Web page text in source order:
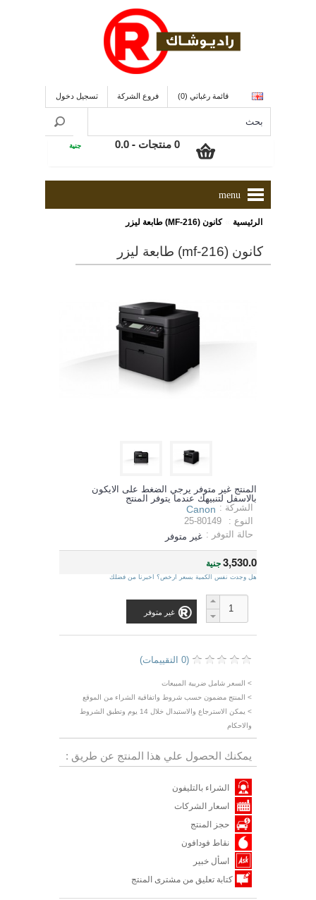
قائمة رغباتي (0) فروع الشركة تسجيل دخول
0 منتجات - 0.0 جنية
menu
الرئيسية »كانون (MF-216) طابعة ليزر
كانون (mf-216) طابعة ليزر
المنتج غير متوفر يرجي الضغط على الايكون
بالاسفل لتنبيهك عندما يتوفر المنتج
الشركة : Canon
النوع :
25-80149
حالة التوفر : غير متوفر
3,530.0جنية
هل وجدت نفس الكمية بسعر ارخص؟ اخبرنا من فضلك
غير متوفر
(0 التقييمات)
> السعر شامل ضريبة المبيعات
> المنتج مضمون حسب شروط واتفاقية الشراء من الموقع
> يمكن الاسترجاع والاستبدال خلال 14 يوم وتطبق الشروط
والاحكام
يمكنك الحصول علي هذا المنتج عن طريق :
الشراء بالتليفون
اسعار الشركات
حجز المنتج
نقاط فودافون
اسأل خبير
كتابة تعليق من مشترى المنتج